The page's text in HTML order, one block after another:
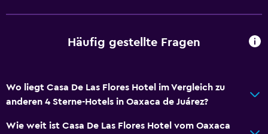
Häufig gestellte Fragen
Wo liegt Casa De Las Flores Hotel im Vergleich zu
anderen 4 Sterne-Hotels in Oaxaca de Juárez?
Wie weit ist Casa De Las Flores Hotel vom Oaxaca